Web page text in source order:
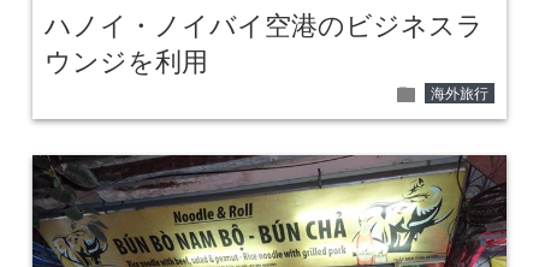
ハノイ・ノイバイ空港のビジネスラ
ウンジを利用
folder 海外旅行